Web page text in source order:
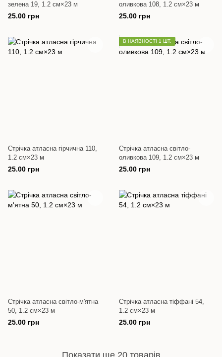
зелена 19, 1.2 см×23 м
25.00 грн
оливкова 108, 1.2 см×23 м
25.00 грн
Стрічка атласна гірчична 110,
1.2 см×23 м
25.00 грн
В НАЯВНОСТІ 1 ШТ.
Стрічка атласна світло-
оливкова 109, 1.2 см×23 м
25.00 грн
Стрічка атласна світло-м'ятна
50, 1.2 см×23 м
25.00 грн
Стрічка атласна тіффані 54,
1.2 см×23 м
25.00 грн
Показати ще 20 товарів